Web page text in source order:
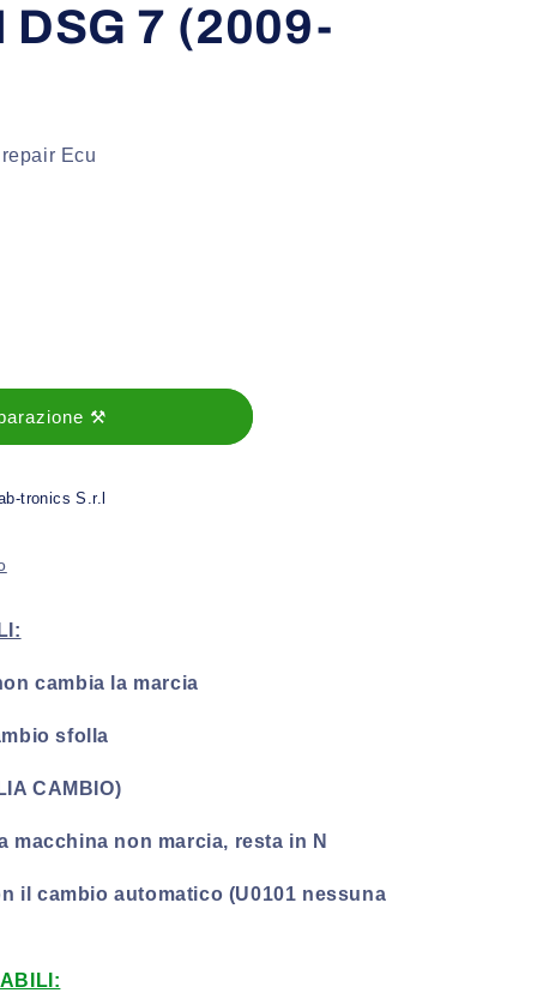
DSG 7 (2009-
Ecu
⚒️
tronics S.r.l
cambia la marcia
sfolla
CAMBIO)
macchina non marcia, resta in N
il cambio automatico (U0101 nessuna